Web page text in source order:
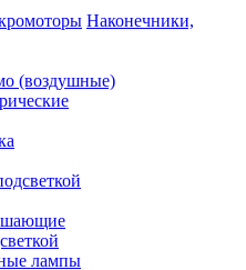
Наконечники,
(воздушные)